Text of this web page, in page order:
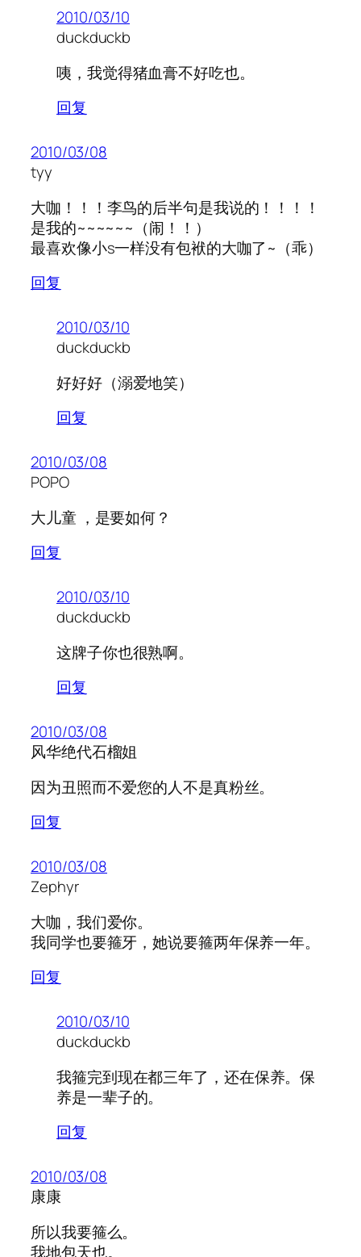
2010/03/10
duckduckb
咦，我觉得猪血膏不好吃也。
回复
2010/03/08
tyy
大咖！！！李鸟的后半句是我说的！！！！
是我的~~~~~~（闹！！）
最喜欢像小s一样没有包袱的大咖了~（乖）
回复
2010/03/10
duckduckb
好好好（溺爱地笑）
回复
2010/03/08
POPO
大儿童 ，是要如何？
回复
2010/03/10
duckduckb
这牌子你也很熟啊。
回复
2010/03/08
风华绝代石榴姐
因为丑照而不爱您的人不是真粉丝。
回复
2010/03/08
Zephyr
大咖，我们爱你。
我同学也要箍牙，她说要箍两年保养一年。
回复
2010/03/10
duckduckb
我箍完到现在都三年了，还在保养。保
养是一辈子的。
回复
2010/03/08
康康
所以我要箍么。
我地包天也。